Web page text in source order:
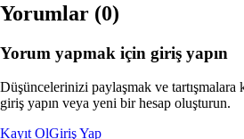
Yorumlar (0)
Yorum yapmak için giriş yapın
Düşüncelerinizi paylaşmak ve tartışmalara
giriş yapın veya yeni bir hesap oluşturun.
Kayıt OlGiriş Yap